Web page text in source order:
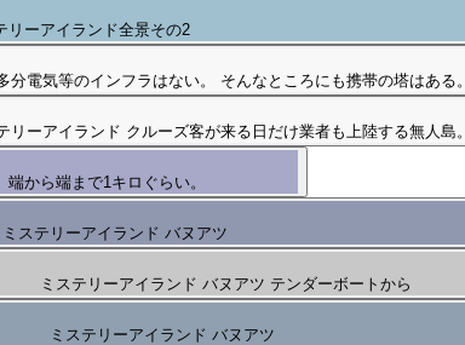
リーアイランド全景その2
分電気等のインフラはない。 そんなところにも携帯の塔はある
リーアイランド クルーズ客が来る日だけ業者も上陸する無人島。
から端まで1キロぐらい。
ミステリーアイランド バヌアツ
ミステリーアイランド バヌアツ テンダーボートから
ミステリーアイランド バヌアツ